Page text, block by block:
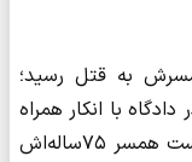
به قتل رسید؛
با انکار همراه
بود. در این پرونده مردی ۸۵ساله متهم است همسر ۷۵ساله‌اش